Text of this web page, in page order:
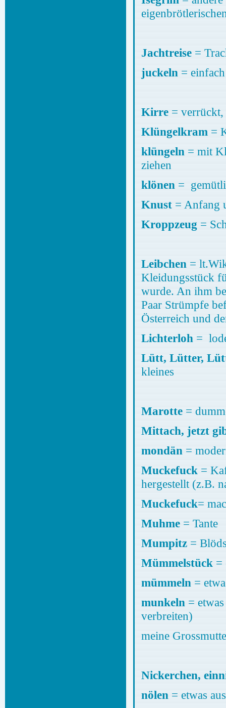
Jachtreise =
juckeln =
Kirre =
Klüngelkram =
klüngeln = mit
ziehen
klönen =
Knust = Anfang
Kroppzeug =
Leibchen =
Kleidungsstück
wurde. An ihm
Paar Strümpfe
Österreich und
Lichterloh =
Lütt, Lütter,
Marotte =
Mittach, jetzt
mondän =
Muckefuck =
hergestellt (z.B.
Muckefuck=
Muhme = Tante
Mumpitz =
Mümmelstück =
mümmeln =
munkeln =
verbreiten)
meine
Nickerchen,
nölen = etwas